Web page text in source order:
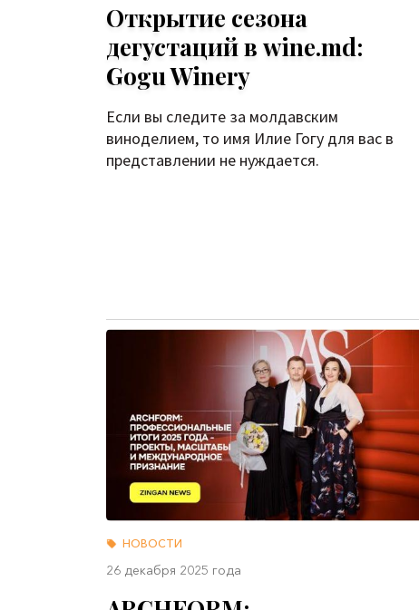
Открытие сезона
дегустаций в wine.md:
Gogu Winery
Если вы следите за молдавским
виноделием, то имя Илие Гогу для вас в
представлении не нуждается.
НОВОСТИ
26 декабря 2025 года